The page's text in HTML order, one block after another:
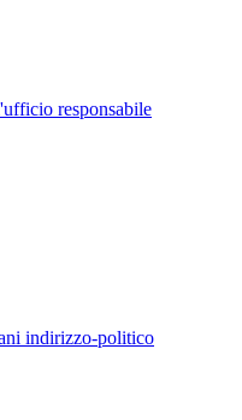
responsabile
indirizzo-politico